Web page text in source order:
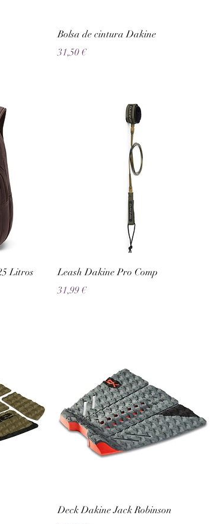
Bolsa de cintura Dakine
Preço
31,50 €
Litros
Leash Dakine Pro Comp
Preço
31,99 €
Deck Dakine Jack Robinson